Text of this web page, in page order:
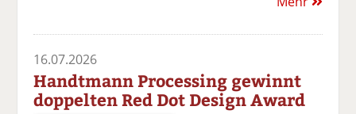
16.07.2026
Handtmann Processing gewinnt
doppelten Red Dot Design Award